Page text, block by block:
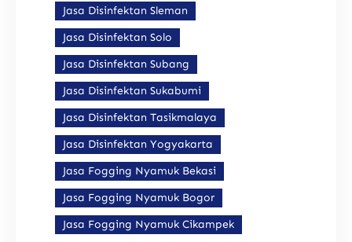
Jasa Disinfektan Sleman
Jasa Disinfektan Solo
Jasa Disinfektan Subang
Jasa Disinfektan Sukabumi
Jasa Disinfektan Tasikmalaya
Jasa Disinfektan Yogyakarta
Jasa Fogging Nyamuk Bekasi
Jasa Fogging Nyamuk Bogor
Jasa Fogging Nyamuk Cikampek